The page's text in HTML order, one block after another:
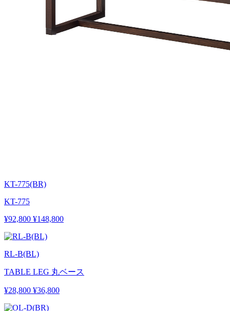
KT-775(BR)
KT-775
¥92,800 ¥148,800
RL-B(BL)
TABLE LEG 丸ベース
¥28,800 ¥36,800